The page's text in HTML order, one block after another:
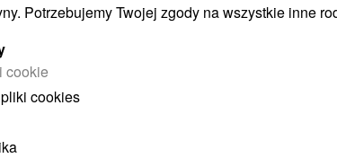
TAKŻE
Potrzebujemy Twojej zgody na wszystkie inne
cookie
cookies